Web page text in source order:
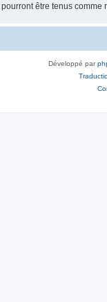
être tenus
Développé par